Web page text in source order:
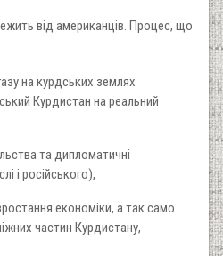
від американців. Процес, що
на курдських землях
Курдистан на реальний
та дипломатичні
і російського),
економіки, а так само
частин Курдистану,